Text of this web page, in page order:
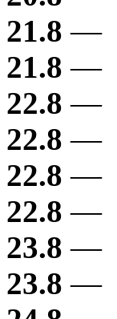
21.8 —
21.8 —
22.8 —
22.8 —
22.8 —
22.8 —
23.8 —
23.8 —